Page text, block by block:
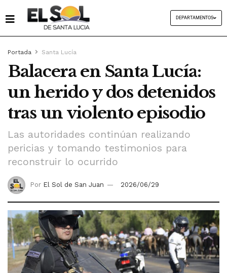
DEPARTAMENTOS
Portada Santa Lucía
Balacera en Santa Lucía:
un herido y dos detenidos
tras un violento episodio
Las autoridades continúan realizando
pericias y tomando testimonios para
reconstruir lo ocurrido
Por El Sol de San Juan 2026/06/29